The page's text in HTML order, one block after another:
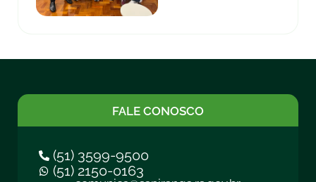
FALE CONOSCO
(51) 3599-9500
(51) 2150-0163